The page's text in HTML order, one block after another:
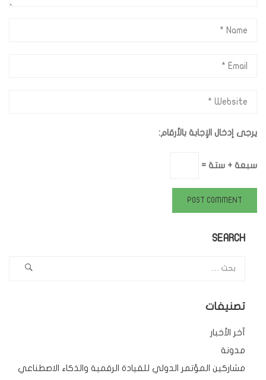
يرجى إدخال الإجابة بالأرقام:
سبعة + ستة =
SEARCH
تصنيفات
آخر الأخبار
مدونة
مشاركين المؤتمر الدولي للقيادة الرقمية والذكاء الاصطناعي